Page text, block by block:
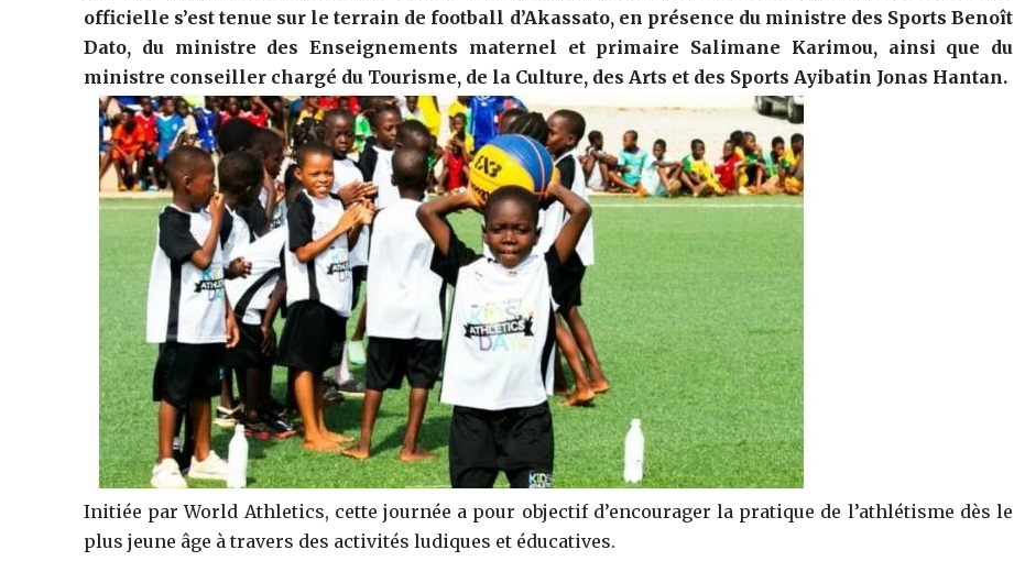
officielle s’est tenue sur le terrain de football d’Akassato, en présence du ministre des Sports Benoît
Dato, du ministre des Enseignements maternel et primaire Salimane Karimou, ainsi que du
ministre conseiller chargé du Tourisme, de la Culture, des Arts et des Sports Ayibatin Jonas Hantan.
‎Initiée par World Athletics, cette journée a pour objectif d’encourager la pratique de l’athlétisme dès le
plus jeune âge à travers des activités ludiques et éducatives.